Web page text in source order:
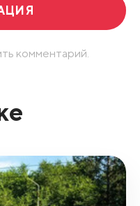
комментарий.